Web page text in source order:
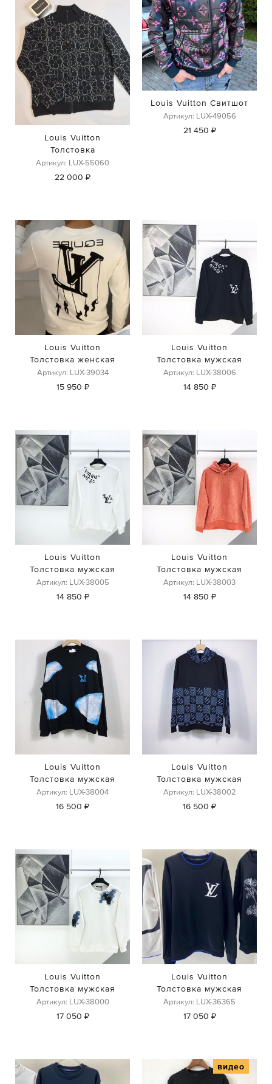
Louis Vuitton
Толстовка
Артикул: LUX-55060
22 000 ₽
Louis Vuitton Свитшот
Артикул: LUX-49056
21 450 ₽
Louis Vuitton
Толстовка женская
Артикул: LUX-39034
15 950 ₽
Louis Vuitton
Толстовка мужская
Артикул: LUX-38006
14 850 ₽
Louis Vuitton
Толстовка мужская
Артикул: LUX-38005
14 850 ₽
Louis Vuitton
Толстовка мужская
Артикул: LUX-38003
14 850 ₽
Louis Vuitton
Толстовка мужская
Артикул: LUX-38004
16 500 ₽
Louis Vuitton
Толстовка мужская
Артикул: LUX-38002
16 500 ₽
Louis Vuitton
Толстовка мужская
Артикул: LUX-38000
17 050 ₽
Louis Vuitton
Толстовка мужская
Артикул: LUX-36365
17 050 ₽
видео